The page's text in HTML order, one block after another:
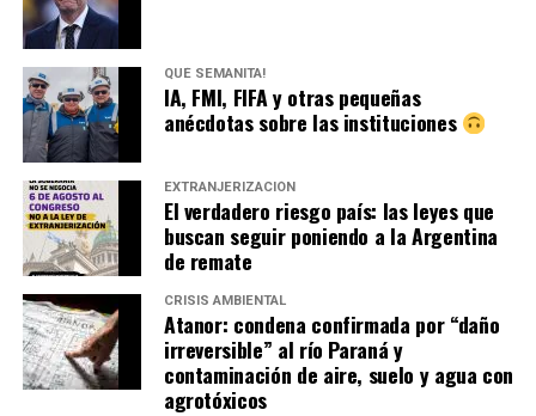
QUÉ SEMANITA!
IA, FMI, FIFA y otras pequeñas
anécdotas sobre las instituciones
EXTRANJERIZACIÓN
El verdadero riesgo país: las leyes que
buscan seguir poniendo a la Argentina
de remate
CRISIS AMBIENTAL
Atanor: condena confirmada por “daño
irreversible” al río Paraná y
contaminación de aire, suelo y agua con
agrotóxicos